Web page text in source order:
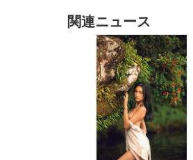
[EdoErgo] オフィスチェア 椅
子 テレワーク 疲れない 跳ね
上げ式アームレスト コンパク
ト 約105度ロッキング pc 事務
椅子 360度回転 座面昇降 強化
ナイロン樹脂ベース 通気性メ
ッシュ 在宅ワーク H-
WY01(黒網+黒枠+黒足)
￥5,699
EIZO ビジネス向けプレミア
ムモニター | FlexScan
EV3240X-WT | 31.5型4K
UHD・USB Type-C・ホワイ
￥105,595
ト
Amazonベーシック ペットシ
ーツ 薄型 レギュラー 1回使い
捨て 無香料 ホワイト 300枚
￥3,373
関連ニュース